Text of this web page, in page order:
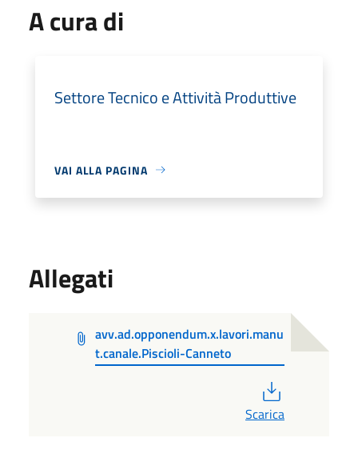
A cura di
Settore Tecnico e Attività Produttive
VAI ALLA PAGINA
Allegati
avv.ad.opponendum.x.lavori.manu
t.canale.Piscioli-Canneto
Scarica